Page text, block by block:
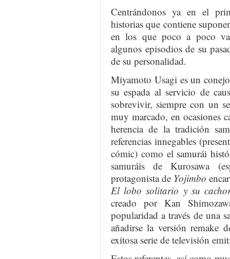
Centrándonos ya en el
historias que contiene
en los que poco a poco
algunos episodios de su
de su personalidad.
Miyamoto Usagi es un
su espada al servicio de
sobrevivir, siempre con un
muy marcado, en ocasiones
herencia de la tradición
referencias innegables
cómic) como el samurái
samuráis de Kurosawa
protagonista de Yojimbo
El lobo solitario y su
creado por Kan
popularidad a través de una
añadirse la versión remake
exitosa serie de televisión